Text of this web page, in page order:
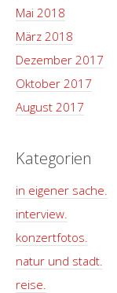
Mai 2018
März 2018
Dezember 2017
Oktober 2017
August 2017
Kategorien
in eigener sache.
interview.
konzertfotos.
natur und stadt.
reise.